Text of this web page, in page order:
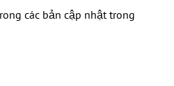
các bản cập nhật trong